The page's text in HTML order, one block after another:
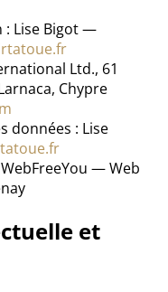
: Lise Bigot —
Ltd., 61
Chypre
données : Lise
— Web
et